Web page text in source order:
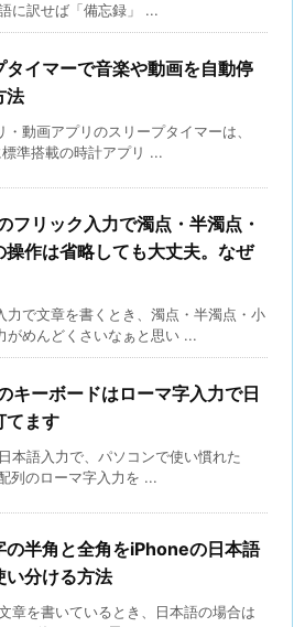
に訳せば「備忘録」 ...
タイマーで音楽や動画を自動停
法
・動画アプリのスリープタイマーは、
準搭載の時計アプリ ...
フリック入力で濁点・半濁点・
操作は省略しても大丈夫。なぜ
力で文章を書くとき、濁点・半濁点・小
がめんどくさいなぁと思い ...
キーボードはローマ字入力で日
てます
本語入力で、パソコンで使い慣れた
列のローマ字入力を ...
の半角と全角をiPhoneの日本語
い分ける方法
章を書いているとき、日本語の場合は